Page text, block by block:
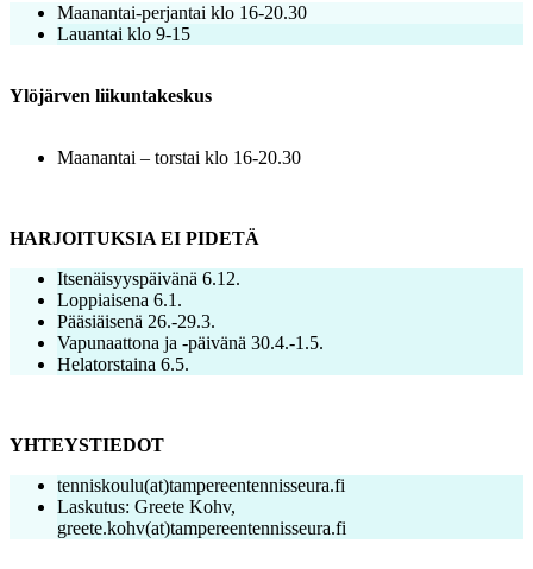
Maanantai-perjantai klo 16-20.30
Lauantai klo 9-15
Ylöjärven liikuntakeskus
Maanantai – torstai klo 16-20.30
HARJOITUKSIA EI PIDETÄ
Itsenäisyyspäivänä 6.12.
Loppiaisena 6.1.
Pääsiäisenä 26.-29.3.
Vapunaattona ja -päivänä 30.4.-1.5.
Helatorstaina 6.5.
YHTEYSTIEDOT
tenniskoulu(at)tampereentennisseura.fi
Laskutus: Greete Kohv,
greete.kohv(at)tampereentennisseura.fi